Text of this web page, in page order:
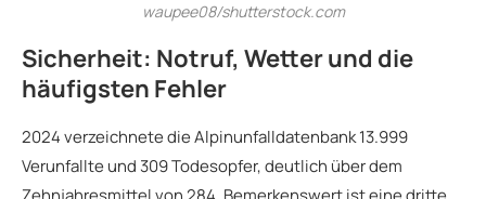
waupee08/shutterstock.com
Sicherheit: Notruf, Wetter und die
häufigsten Fehler
2024 verzeichnete die Alpinunfalldatenbank 13.999
Verunfallte und 309 Todesopfer, deutlich über dem